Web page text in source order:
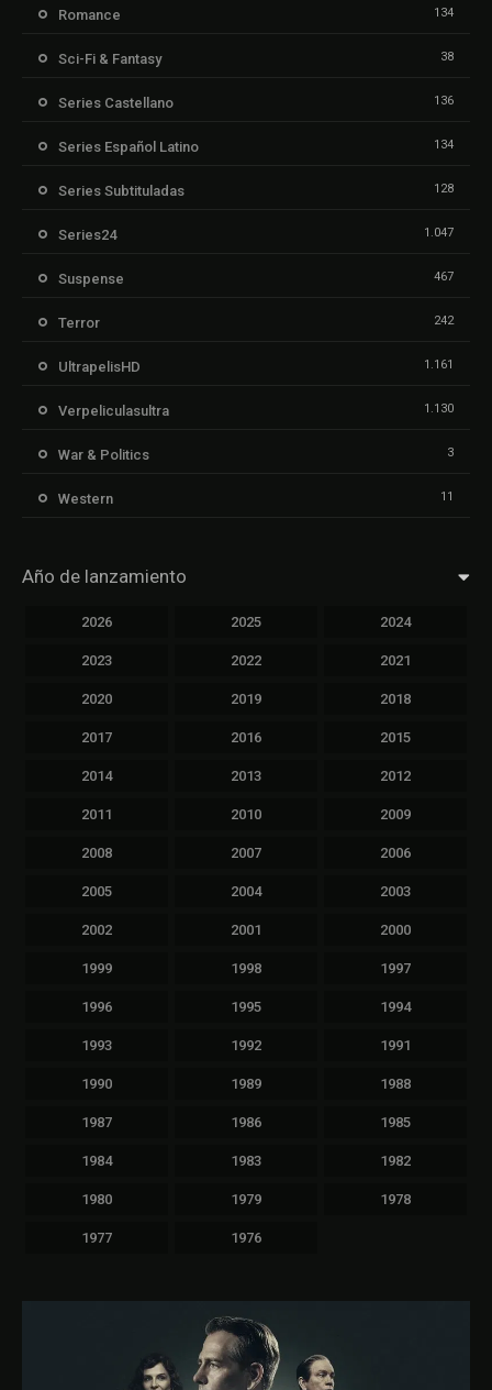
Romance 134
Sci-Fi & Fantasy 38
Series Castellano 136
Series Español Latino 134
Series Subtituladas 128
Series24 1.047
Suspense 467
Terror 242
UltrapelisHD 1.161
Verpeliculasultra 1.130
War & Politics 3
Western 11
Año de lanzamiento
2026 2025 2024
2023 2022 2021
2020 2019 2018
2017 2016 2015
2014 2013 2012
2011 2010 2009
2008 2007 2006
2005 2004 2003
2002 2001 2000
1999 1998 1997
1996 1995 1994
1993 1992 1991
1990 1989 1988
1987 1986 1985
1984 1983 1982
1980 1979 1978
1977 1976